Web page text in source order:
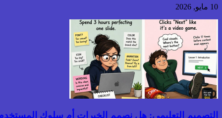
10 مايو, 2026
التصميم التعليمي: هل نصمم الخبرات أم سلوك